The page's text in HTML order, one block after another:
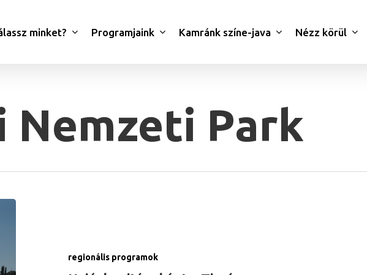
minket? Programjaink Kamránk színe-java Nézz körül
Nemzeti Park
regionális programok